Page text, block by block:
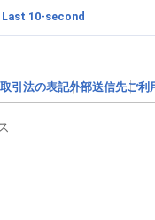
Last 10-second
引法の表記外部送信先ご利